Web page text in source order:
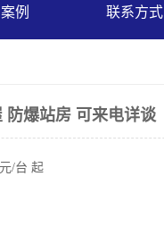
例 联系方式
防爆站房 可来电详谈
/台 起